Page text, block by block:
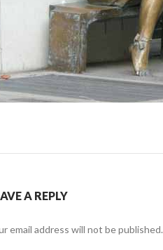
A REPLY
email address will not be published.